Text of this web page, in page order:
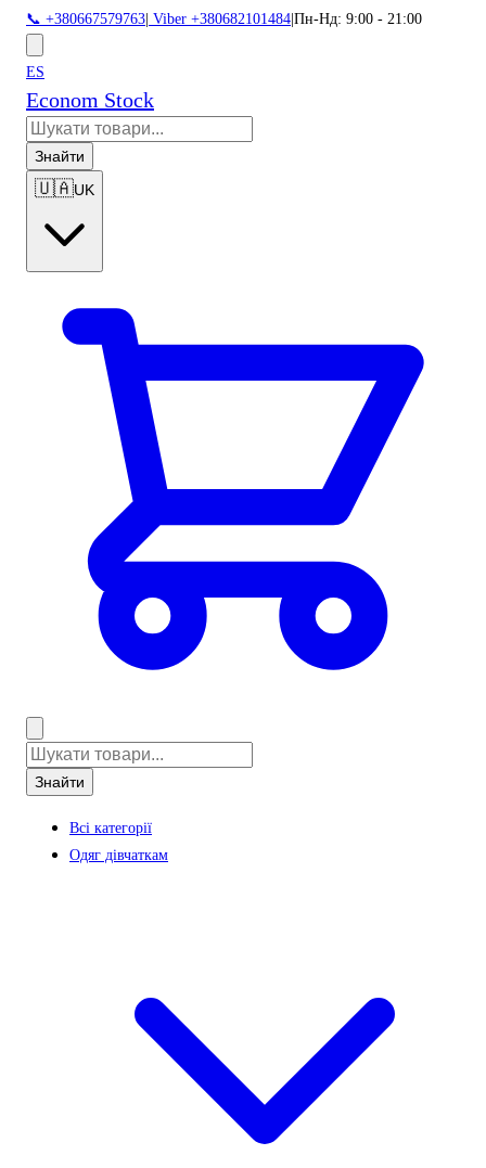
📞 +380667579763 Viber +380682101484 Пн-Нд: 9:00 - 21:00
ES
Econom Stock
Знайти
🇺🇦UK
Знайти
Всі категорії
Одяг дівчаткам